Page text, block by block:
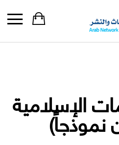
الإسلامية
نموذجاً)